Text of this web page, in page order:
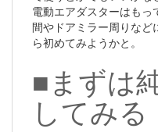
電動エアダスターはも
間やドアミラー周りな
ら初めてみようかと。
■まずは
してみる